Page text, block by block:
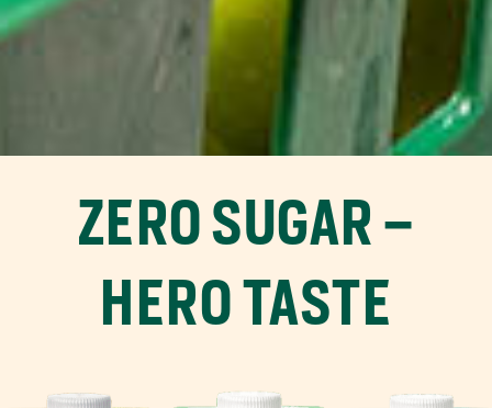
ZERO SUGAR –
HERO TASTE